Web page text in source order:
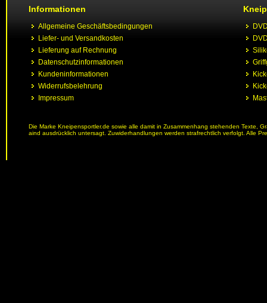
Informationen
Allgemeine Geschäftsbedingungen
Liefer- und Versandkosten
Lieferung auf Rechnung
Datenschutzinformationen
Kundeninformationen
Widerrufsbelehrung
Impressum
Die Marke Kneipensportler.de sowie alle damit in Zusammenhang stehenden Texte,
aind ausdrücklich untersagt. Zuwiderhandlungen werden strafrechtlich verfolgt. Alle